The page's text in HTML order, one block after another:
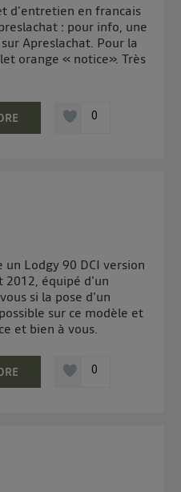
d'entretien en francais
: pour info, une
Apreslachat. Pour la
orange « notice». Très
0
Lodgy 90 DCI version
2012, équipé d'un
si la pose d'un
sur ce modèle et
et bien à vous.
0